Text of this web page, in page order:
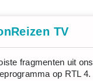
TV
fragmenten uit ons
op RTL 4.